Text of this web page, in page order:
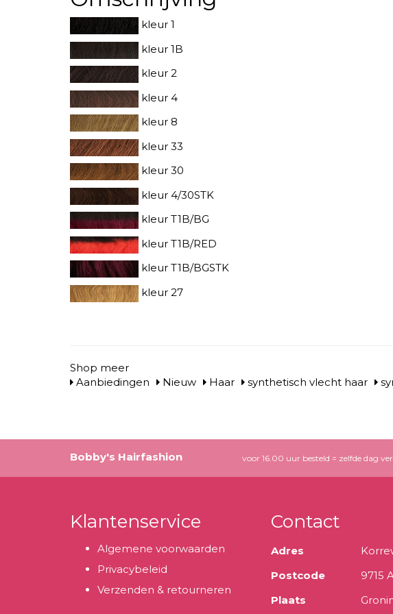
kleur 1
kleur 1B
kleur 2
kleur 4
kleur 8
kleur 33
kleur 30
kleur 4/30STK
kleur T1B/BG
kleur T1B/RED
kleur T1B/BGSTK
kleur 27
Shop meer
Aanbiedingen
Nieuw Haar synthetisch vlecht haar
Bobby's Hairfashion voor 16.00 uur besteld = zelfde dag
Klantenservice
Algemene voorwaarden
Privacybeleid
Verzenden & retourneren
Contact
Adres
Postcode
9715
Plaats